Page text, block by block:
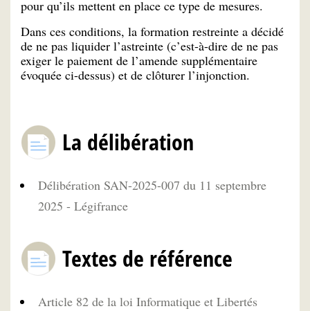
pour qu’ils mettent en place ce type de mesures.
Dans ces conditions, la formation restreinte a décidé
de ne pas liquider l’astreinte (c’est-à-dire de ne pas
exiger le paiement de l’amende supplémentaire
évoquée ci-dessus) et de clôturer l’injonction.
La délibération
Délibération SAN-2025-007 du 11 septembre
2025 - Légifrance
Textes de référence
Article 82 de la loi Informatique et Libertés